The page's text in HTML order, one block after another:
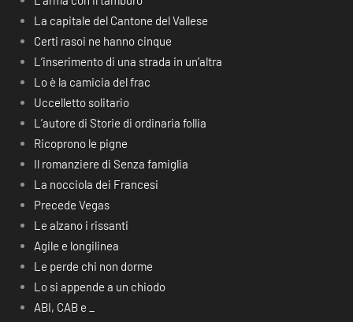
La capitale del Cantone del Vallese
Certi rasoi ne hanno cinque
L’inserimento di una strada in un’altra
Lo è la camicia del frac
Uccelletto solitario
L’autore di Storie di ordinaria follia
Ricoprono le pigne
Il romanziere di Senza famiglia
La nocciola dei Francesi
Precede Vegas
Le alzano i rissanti
Agile e longilinea
Le perde chi non dorme
Lo si appende a un chiodo
ABI, CAB e _